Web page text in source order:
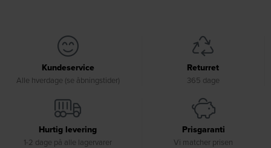
Kundeservice
Alle hverdage (se åbningstider)
Returret
365 dage
Hurtig levering
1-2 dage på alle lagervarer
Prisgaranti
Vi matcher prisen